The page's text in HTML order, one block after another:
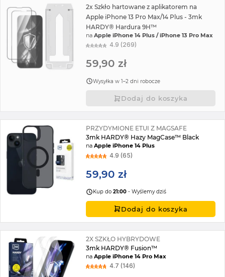
Zobacz też:folie i szkła ochronne do Apple iPhone 14 Plus
2x Szkło hartowane z aplikatorem na
Apple iPhone 13 Pro Max/14 Plus - 3mk
HARDY® Hardura 9H™
naApple iPhone 14 Plus / iPhone 13 Pro Max
4.9 (269)
59,90 zł
Wysyłka w 1–2 dni robocze
Dodaj do koszyka
PRZYDYMIONE ETUI Z MAGSAFE
3mk HARDY® Hazy MagCase™ Black
naApple iPhone 14 Plus
4.9 (65)
59,90 zł
Kup do21:00 - Wyślemy dziś
Dodaj do koszyka
2X SZKŁO HYBRYDOWE
3mk HARDY® Fusion™
naApple iPhone 14 Pro Max
4.7 (146)